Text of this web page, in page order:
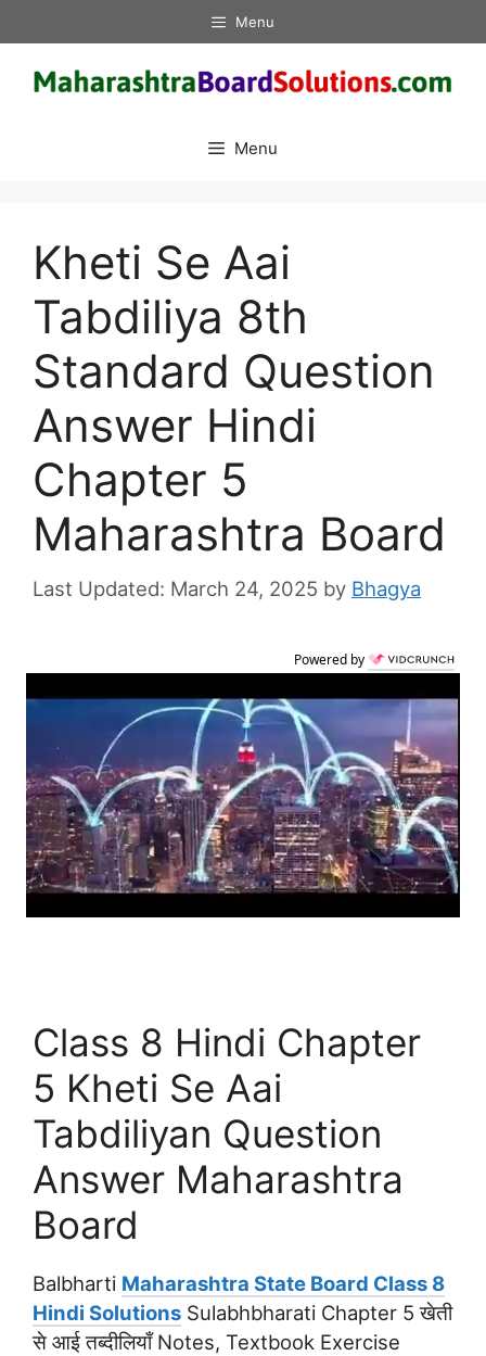
to
content
Menu
Menu
Kheti Se Aai
Tabdiliya 8th
Standard Question
Answer Hindi
Chapter 5
Maharashtra Board
March 24, 2025 by Bhagya
Powered by
Class 8 Hindi Chapter
5 Kheti Se Aai
Tabdiliyan Question
Answer Maharashtra
Board
Balbharti Maharashtra State Board Class 8
Hindi Solutions Sulabhbharati Chapter 5 खेती
से आई तब्‍दीलियाँ Notes, Textbook Exercise